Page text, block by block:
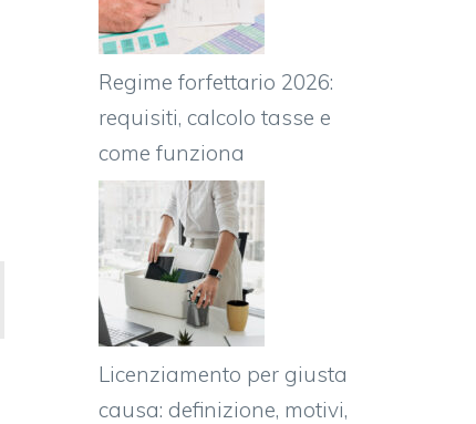
Regime forfettario 2026:
requisiti, calcolo tasse e
come funziona
Licenziamento per giusta
causa: definizione, motivi,